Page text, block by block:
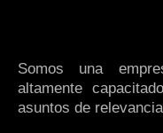
Somos una
altamente
asuntos de